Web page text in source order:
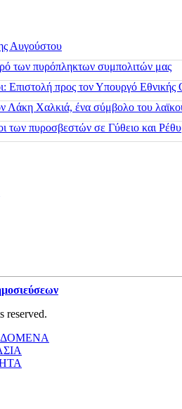
Αυγούστου
των πυρόπληκτων συμπολιτών μας
Επιστολή προς τον Υπουργό
Λάκη Χαλκιά, ένα σύμβολο του
των πυροσβεστών σε Γύθειο και
reserved.